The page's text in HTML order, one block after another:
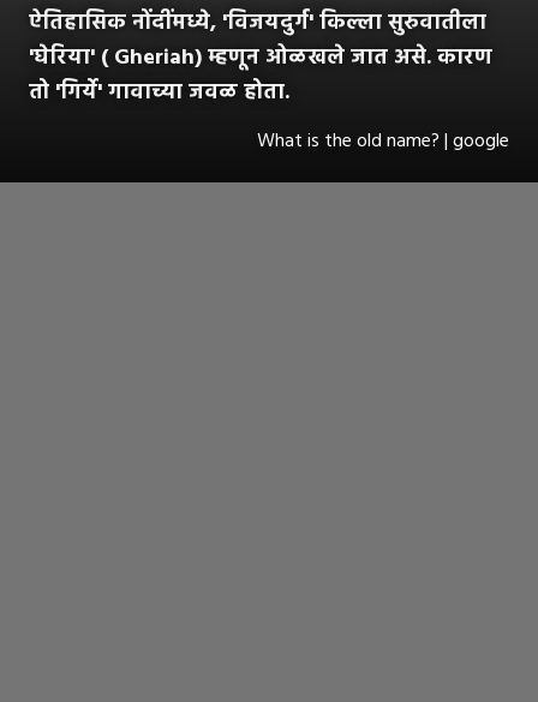
ऐतिहासिक नोंदींमध्ये, 'विजयदुर्ग' किल्ला सुरुवातीला
'घेरिया' ( Gheriah) म्हणून ओळखले जात असे. कारण
तो 'गिर्ये' गावाच्या जवळ होता.
What is the old name? | google